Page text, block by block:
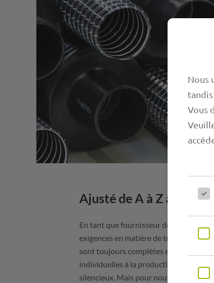
Ajusté de A à Z à vos
En tant que fournisseur de qualité,
exigences en matière de traitement
sont toujours complètes et précisément
individuelles à la production en série,
silencieux. Mais pour nous, le défi va
Nous
Vous